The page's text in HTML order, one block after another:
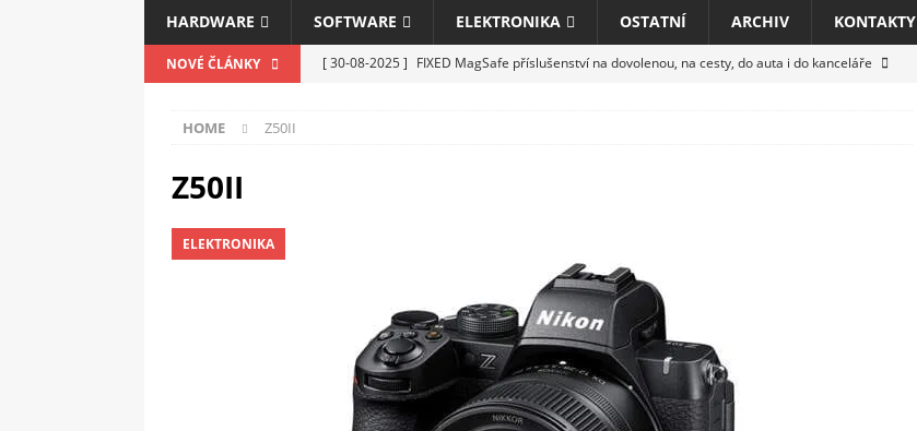
HARDWARE SOFTWARE ELEKTRONIKA OSTATNÍ ARCHIV KONTAKTY
NOVÉ ČLÁNKY [ 30-08-2025 ] FIXED MagSafe příslušenství na dovolenou, na cesty, do auta i do kanceláře
Domácí pec na pizzu Cuisinart CPZ-120 promění vaši kuchyň na italskou pizzerii
OSTATNÍ
[ 06-05-2025 ] Blockchain a růst krypto kasin: Co by měli vědět milovníci technologií
SOFTWARE
HOME Z50II
Z50II
ELEKTRONIKA